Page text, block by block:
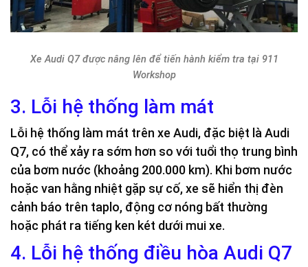
Xe Audi Q7 được nâng lên để tiến hành kiểm tra tại 911
Workshop
3. Lỗi hệ thống làm mát
Lỗi hệ thống làm mát trên xe Audi, đặc biệt là Audi
Q7, có thể xảy ra sớm hơn so với tuổi thọ trung bình
của bơm nước (khoảng 200.000 km). Khi bơm nước
hoặc van hằng nhiệt gặp sự cố, xe sẽ hiển thị đèn
cảnh báo trên taplo, động cơ nóng bất thường
hoặc phát ra tiếng ken két dưới mui xe.
4. Lỗi hệ thống điều hòa Audi Q7